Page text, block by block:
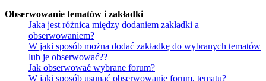
Obserwowanie tematów i zakładki
Jaka jest różnica między dodaniem zakładki a
obserwowaniem?
W jaki sposób można dodać zakładkę do wybranych tematów
lub je obserwować??
Jak obserwować wybrane forum?
W jaki sposób usunąć obserwowanie forum, tematu?